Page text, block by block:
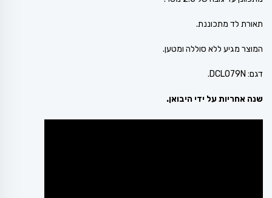
תאורת לד מתכוננת.
המוצר מגיע ללא סוללה ומטען.
דגם: DCL079N.
שנה אחריות על ידי היבואן.